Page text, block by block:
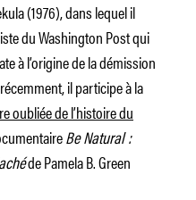
(1976), dans lequel il
du Washington Post qui
à l’origine de la démission
il participe à la
oubliée de l’histoire du
Be Natural :
de Pamela B. Green